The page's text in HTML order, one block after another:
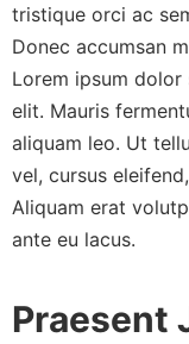
tristique orci ac
Donec accumsan
Lorem ipsum
elit. Mauris
aliquam leo. Ut
vel, cursus
Aliquam erat
ante eu lacus.
Praesent